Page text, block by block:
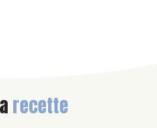
recette